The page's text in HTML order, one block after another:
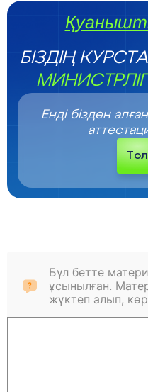
БІЗДІҢ
Енді бізден
Бұл бетте
ұсынылған.
жүктеп алып,